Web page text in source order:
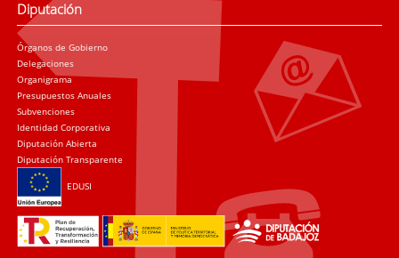
Diputación
Órganos de Gobierno
Delegaciones
Organigrama
Presupuestos Anuales
Subvenciones
Identidad Corporativa
Diputación Abierta
Diputación Transparente
EDUSI